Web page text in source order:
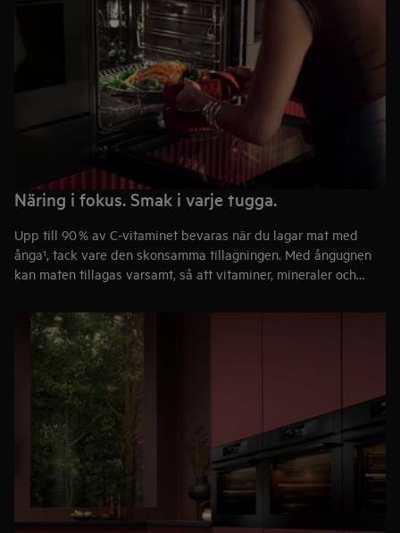
Näring i fokus. Smak i varje tugga.
Upp till 90 % av C-vitaminet bevaras när du lagar mat med
ånga¹, tack vare den skonsamma tillagningen. Med ångugnen
kan maten tillagas varsamt, så att vitaminer, mineraler och
smakfulla rätter med förbättrad textur.